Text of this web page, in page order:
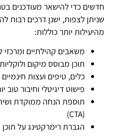
חדשים כדי להישאר מעודכנים
שניתן לצפות, ישנן דרכים רבות
מהיעילות יותר כוללות:
משאבים קהילתיים ומרכזי
תוכן מבוסס מיקום ולוקליות
כלים, טיפים ועצות חינמיים
פישוט דיגיטלי וחיבור טוב
תוספת הנחה ממוקדת
(CTA)
הגברת רימרקטינג על תוכן